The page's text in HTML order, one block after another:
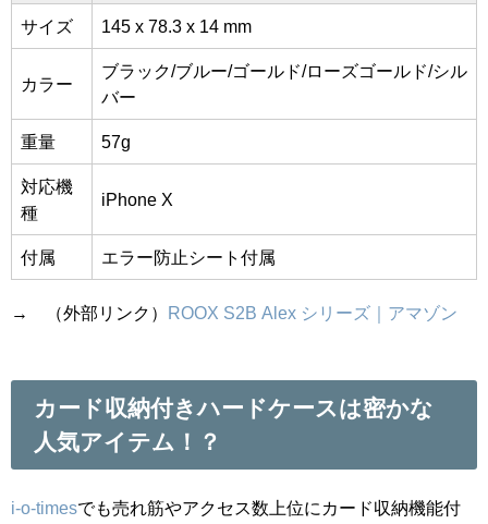
サイズ 145 x 78.3 x 14 mm
カラー
ブラック/ブルー/ゴールド/ローズゴールド/シル
バー
重量 57g
対応機
種
iPhone X
付属 エラー防止シート付属
→ （外部リンク） ROOX S2B Alex シリーズ｜アマゾン
カード収納付きハードケースは密かな
人気アイテム！？
i-o-timesでも売れ筋やアクセス数上位にカード収納機能付